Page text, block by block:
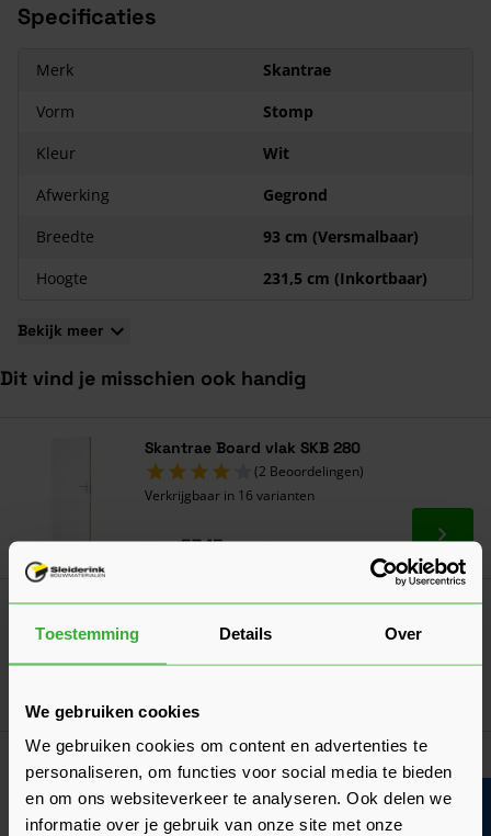
Toestemming Details Over
We gebruiken cookies
We gebruiken cookies om content en advertenties te
personaliseren, om functies voor social media te bieden
en om ons websiteverkeer te analyseren. Ook delen we
informatie over je gebruik van onze site met onze
verschillende maten deuren: Hoogte 201,5, 211,5 en 231,5 cm
Pakinhoud:
1 bovendorpel
Let op: Deze
kozijnen zijn niet te gebruiken bij
de DTS dorpels uit ons aanbod, omdat deze niet geschikt zijn
boven op te maken. Daarnaast zijn de DTS dorpels uit ons
Specificaties
Merk
Skantrae
Vorm
Stomp
Kleur
Wit
Afwerking
Gegrond
Breedte
93 cm (Versmalbaar)
Hoogte
231,5 cm (Inkortbaar)
Bekijk meer
Dit vind je misschien ook handig
Skantrae Board vlak SKB 280
(2 Beoordelingen)
Verkrijgbaar in 16 varianten
Vanaf57,15per stuk Ga
Inboorpaumelle Staal Vernikkeld 14 mm
per stuk
Skantrae Paumellescharnier 80x80 mm
Verkrijgbaar in 2 varianten